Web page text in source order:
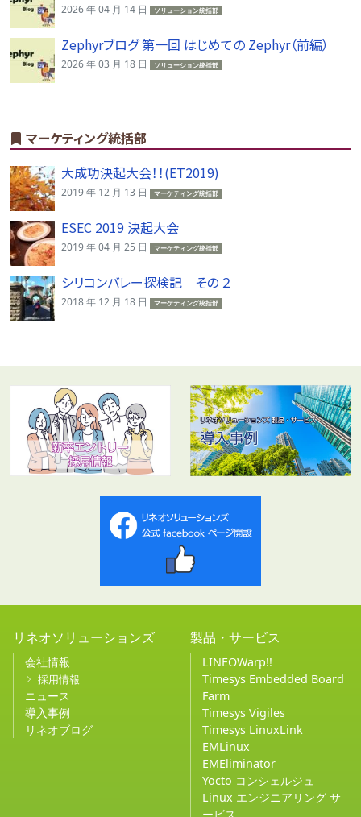
2026 年 04 月 14 日 ソリューション統括部
Zephyrブログ 第一回 はじめての Zephyr（前編）
2026 年 03 月 18 日 ソリューション統括部
マーケティング統括部
大成功決起大会！！(ET2019)
2019 年 12 月 13 日 マーケティング統括部
ESEC 2019 決起大会
2019 年 04 月 25 日 マーケティング統括部
シリコンバレー探検記 その ２
2018 年 12 月 18 日 マーケティング統括部
リネオソリューションズ
会社情報
採用情報
ニュース
導入事例
リネオブログ
製品・サービス
LINEOWarp!!
Timesys Embedded Board
Farm
Timesys Vigiles
Timesys LinuxLink
EMLinux
EMEliminator
Yocto コンシェルジュ
Linux エンジニアリング サ